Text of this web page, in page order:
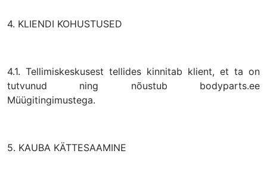
4. KLIENDI KOHUSTUSED
4.1. Tellimiskeskusest tellides kinnitab klient, et ta on
tutvunud ning nõustub bodyparts.ee
Müügitingimustega.
5. KAUBA KÄTTESAAMINE